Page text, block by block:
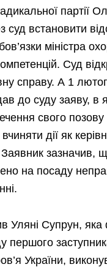
партії
суд встановити
міністра
Суд
справу. А 1
до суду заяву, в
свого
дії як
Заявник зазначив,
на посаду
Уляні Супрун,
першого
України,